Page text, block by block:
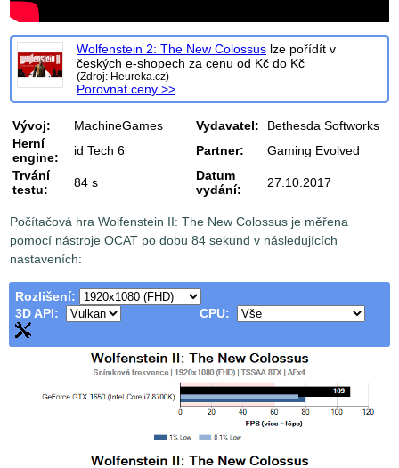
Wolfenstein 2: The New Colossus lze pořídít v
českých e-shopech za cenu od Kč do Kč
(Zdroj: Heureka.cz)
Porovnat ceny >>
Vývoj: MachineGames Vydavatel:
Bethesda Softworks
Herní
engine:
id Tech 6 Partner:
Gaming Evolved
Trvání
testu:
84 s
Datum
vydání:
27.10.2017
Počítačová hra Wolfenstein II: The New Colossus je měřena
pomocí nástroje OCAT po dobu 84 sekund v následujících
nastaveních:
Rozlišení:
3D API:
CPU: